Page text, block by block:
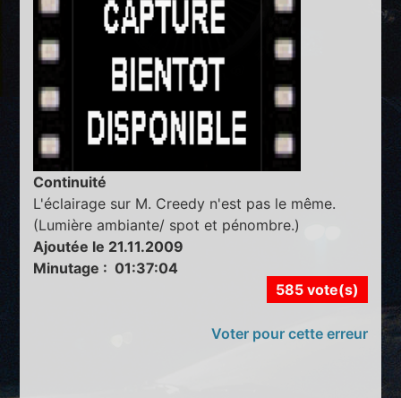
Continuité
L'éclairage sur M. Creedy n'est pas le même.
(Lumière ambiante/ spot et pénombre.)
Ajoutée le 21.11.2009
Minutage : 01:37:04
585 vote(s)
Voter pour cette erreur